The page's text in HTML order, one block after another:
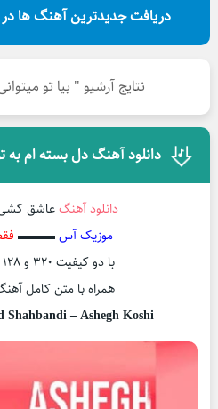
دریافت جدیدترین آهنگ ها
نتایج آرشیو " بیا تو
دانلود آهنگ دل بسته ام به
دانلود آهنگعاشق کشی
موزیک آس▬▬▬
با دو کیفیت ۳۲۰ و ۱۲۸ و بهترین کیفیت
همراه با متن کامل
Shahbandi – Ashegh Koshi